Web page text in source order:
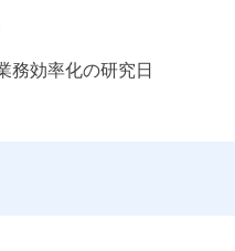
務効率化の研究日